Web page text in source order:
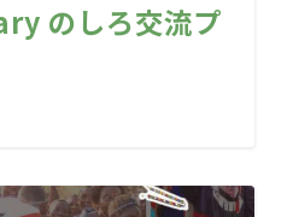
のしろ交流プ